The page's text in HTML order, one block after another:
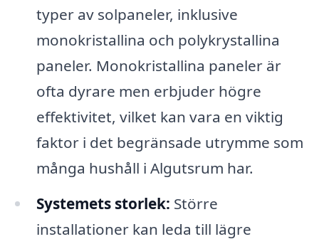
typer av solpaneler, inklusive
monokristallina och polykrystallina
paneler. Monokristallina paneler är
ofta dyrare men erbjuder högre
effektivitet, vilket kan vara en viktig
faktor i det begränsade utrymme som
många hushåll i Algutsrum har.
Systemets storlek: Större
installationer kan leda till lägre